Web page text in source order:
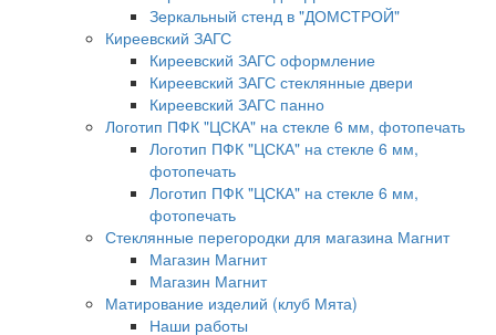
Зеркальный стенд в "ДОМСТРОЙ"
Киреевский ЗАГС
Киреевский ЗАГС оформление
Киреевский ЗАГС стеклянные двери
Киреевский ЗАГС панно
Логотип ПФК "ЦСКА" на стекле 6 мм, фотопечать
Логотип ПФК "ЦСКА" на стекле 6 мм,
фотопечать
Логотип ПФК "ЦСКА" на стекле 6 мм,
фотопечать
Стеклянные перегородки для магазина Магнит
Магазин Магнит
Магазин Магнит
Матирование изделий (клуб Мята)
Наши работы